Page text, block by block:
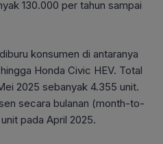
130.000 per tahun sampai
konsumen di antaranya
Honda Civic HEV. Total
2025 sebanyak 4.355 unit.
secara bulanan (month-to-
pada April 2025.